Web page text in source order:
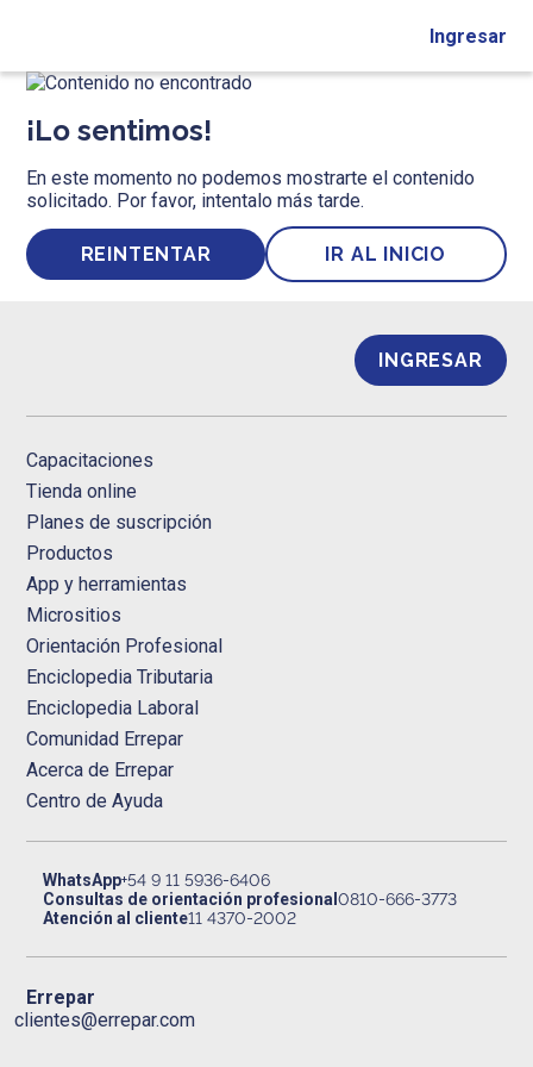
Ingresar
¡Lo sentimos!
En este momento no podemos mostrarte el contenido
solicitado. Por favor, intentalo más tarde.
REINTENTAR IR AL INICIO
INGRESAR
Capacitaciones
Tienda online
Planes de suscripción
Productos
App y herramientas
Micrositios
Orientación Profesional
Enciclopedia Tributaria
Enciclopedia Laboral
Comunidad Errepar
Acerca de Errepar
Centro de Ayuda
WhatsApp+54 9 11 5936-6406
Consultas de orientación profesional0810-666-3773
Atención al cliente11 4370-2002
Errepar
clientes@errepar.com